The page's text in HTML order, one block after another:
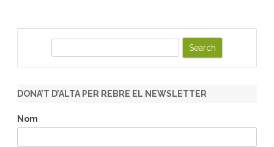
r
h
DONA’T D’ALTA PER REBRE EL NEWSLETTER
Nom